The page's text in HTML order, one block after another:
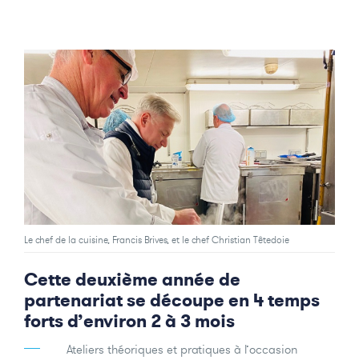
Le chef de la cuisine, Francis Brives, et le chef Christian Têtedoie
Cette deuxième année de
partenariat se découpe en 4 temps
forts d’environ 2 à 3 mois
Ateliers théoriques et pratiques à l’occasion